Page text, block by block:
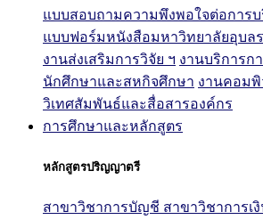
แบบสอบถามความพึงพอใจต่อการบ
แบบฟอร์มหนังสือมหาวิทยาลัยอุบล
งานส่งเสริมการวิจัย ฯ งานบริการก
นักศึกษาและสหกิจศึกษา งานคอมพิ
วิเทศสัมพันธ์และสื่อสารองค์กร
การศึกษาและหลักสูตร
หลักสูตรปริญญาตรี
สาขาวิชาการบัญชี สาขาวิชาการเ